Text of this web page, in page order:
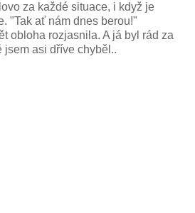
za každé situace, i když je
"Tak ať nám dnes berou!"
obloha rozjasnila. A já byl rád za
jsem asi dříve chyběl..